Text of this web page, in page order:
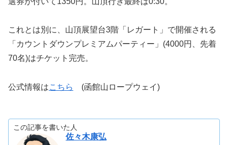
これとは別に、山頂展望台3階「レガート」で開催される
「カウントダウンプレミアムパーティー」(4000円、先着
70名)はチケット完売。
公式情報はこちら (函館山ロープウェイ)
この記事を書いた人
佐々木康弘